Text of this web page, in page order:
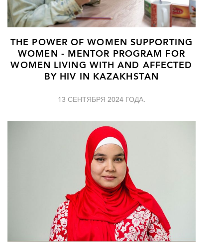
THE POWER OF WOMEN SUPPORTING
WOMEN - MENTOR PROGRAM FOR
WOMEN LIVING WITH AND AFFECTED
BY HIV IN KAZAKHSTAN
13 СЕНТЯБРЯ 2024 ГОДА.